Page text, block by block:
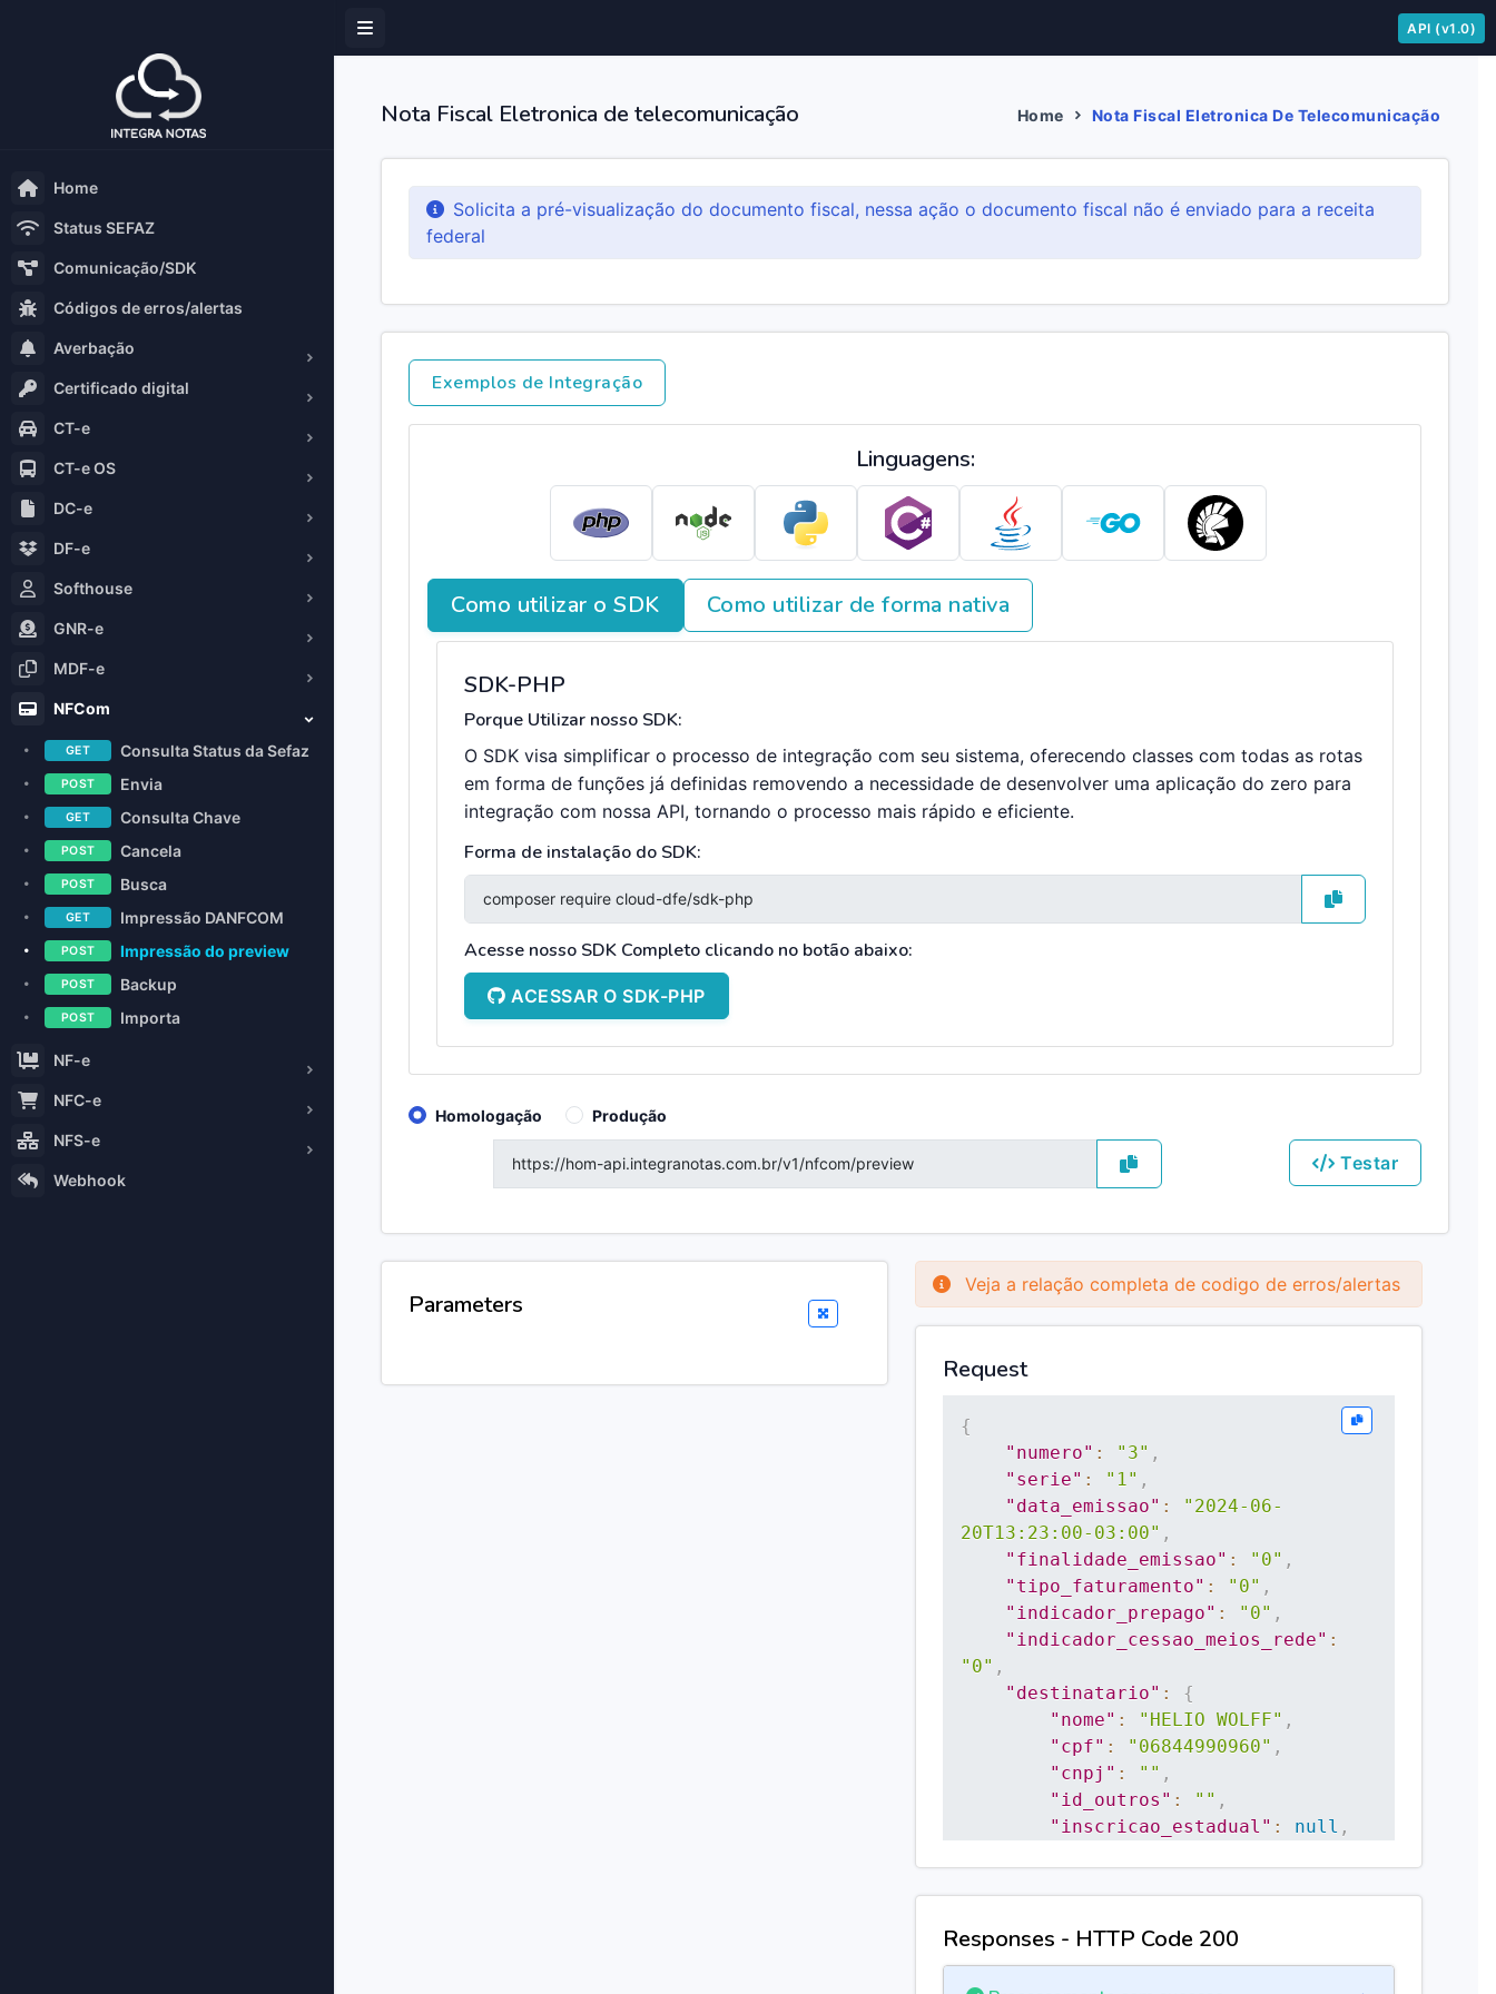
Home
Status SEFAZ
Comunicação/SDK
Códigos de erros/alertas
Averbação
Certificado digital
CT-e
CT-e OS
DC-e
DF-e
Softhouse
GNR-e
MDF-e
NFCom
GET Consulta Status da Sefaz
POST Envia
GET Consulta Chave
POST Cancela
POST Busca
GET Impressão DANFCOM
POST Impressão do preview
POST Backup
POST Importa
NF-e
NFC-e
NFS-e
Webhook
API (v1.0)
Nota Fiscal Eletronica de telecomunicação Home Nota Fiscal Eletronica De Telecomunicação
Solicita a pré-visualização do documento fiscal, nessa ação o documento fiscal não é enviado para a receita
federal
Exemplos de Integração
Linguagens:
Como utilizar o SDK Como utilizar de forma nativa
SDK-PHP
Porque Utilizar nosso SDK:
O SDK visa simplificar o processo de integração com seu sistema, oferecendo classes com todas as rotas
em forma de funções já definidas removendo a necessidade de desenvolver uma aplicação do zero para
integração com nossa API, tornando o processo mais rápido e eficiente.
Forma de instalação do SDK:
Acesse nosso SDK Completo clicando no botão abaixo:
ACESSAR O SDK-PHP
Homologação Produção
Testar
Parameters
Veja a relação completa de codigo de erros/alertas
Request
{
"numero" : "3" ,
"serie" : "1" ,
"data_emissao" :
"2024-06-
20T13:23:00-03:00" ,
"finalidade_emissao" : "0" ,
"tipo_faturamento" : "0" ,
"indicador_prepago" : "0" ,
"indicador_cessao_meios_rede" :
"0" ,
"destinatario" :
{
"nome" : "HELIO WOLFF" ,
"cpf" : "06844990960" ,
"cnpj" : "" ,
"id_outros" : "" ,
"inscricao_estadual" : null ,
"logradouro":
"complemento": null,
"numero"
Responses - HTTP Code 200